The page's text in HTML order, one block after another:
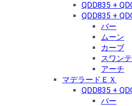
QDD835 +
QDD835 +
バー
ムーン
カーブ
スワン
アーチ
マデラードＥＸ
QDD835 +
バー